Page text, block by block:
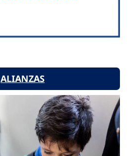
ALIANZAS